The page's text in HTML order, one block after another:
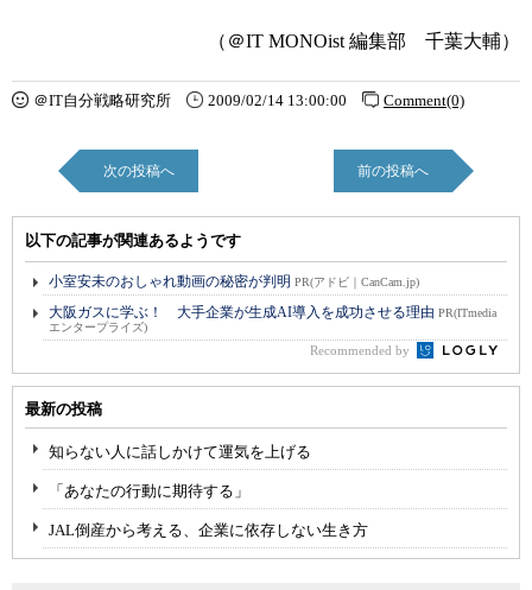
（＠IT MONOist 編集部 千葉大輔）
＠IT自分戦略研究所 2009/02/14 13:00:00 Comment(0)
次の投稿へ 前の投稿へ
以下の記事が関連あるようです
小室安未のおしゃれ動画の秘密が判明 PR(アドビ｜CanCam.jp)
大阪ガスに学ぶ！ 大手企業が生成AI導入を成功させる理由 PR(ITmedia
エンタープライズ)
Recommended by
最新の投稿
知らない人に話しかけて運気を上げる
「あなたの行動に期待する」
JAL倒産から考える、企業に依存しない生き方